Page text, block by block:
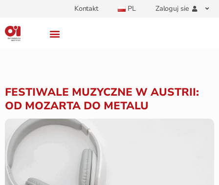
Kontakt PL Zaloguj sie
FESTIWALE MUZYCZNE W AUSTRII:
OD MOZARTA DO METALU